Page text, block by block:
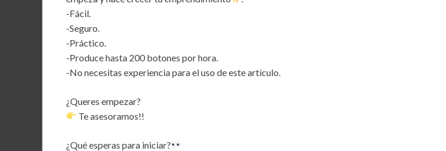
b
o
o
k
p
p
-Fácil.
-Seguro.
-Práctico.
-Produce hasta 200 botones por hora.
-No necesitas experiencia para el uso de este artículo.
¿Queres empezar?
Te asesoramos!!
¿Qué esperas para iniciar?